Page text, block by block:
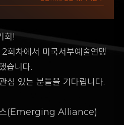
회!
회차에서 미국서부예술연맹
습니다.
심 있는 분들을 기다립니다.
스(Emerging Alliance)